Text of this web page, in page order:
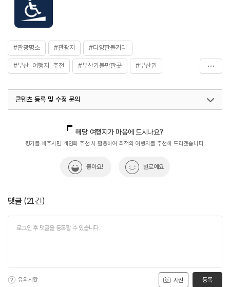
#관광명소 #관광지 #다양한볼거리
#부산_여행지_추천 #부산가볼만한곳 #부산권
콘텐츠 등록 및 수정 문의
열린관광콘텐츠팀(열린관광-모두의여행)
033-738-3425
해당 여행지가 마음에 드시나요?
평가를 해주시면 개인화 추천 시 활용하여 최적의 여행지를 추천해 드리겠습니다.
좋아요! 별로예요
댓글 (21건)
사진
유의사항 등록